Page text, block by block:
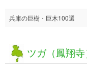
兵庫の巨樹・巨木100選
ツガ（鳳翔寺